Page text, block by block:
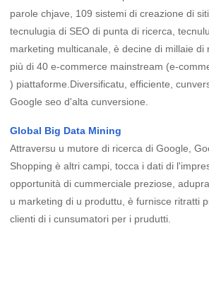
parole chjave, 109 sistemi di creazione di
tecnulugia di SEO di punta di ricerca,
marketing multicanale, è decine di millaie di
più di 40 e-commerce mainstream (e-
) piattaforme.Diversificatu, efficiente,
Google seo d'alta cunversione.
Global Big Data Mining
Attraversu u mutore di ricerca di Google,
Shopping è altri campi, tocca i dati di
opportunità di cummerciale preziose,
u marketing di u produttu, è furnisce ritratti
clienti di i cunsumatori per i prudutti.